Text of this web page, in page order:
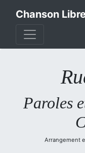
Chanson
Paroles
Arrangement